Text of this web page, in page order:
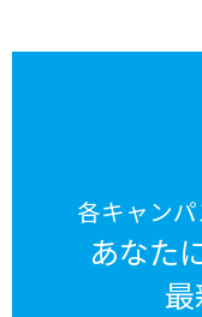
各キャン
あなた